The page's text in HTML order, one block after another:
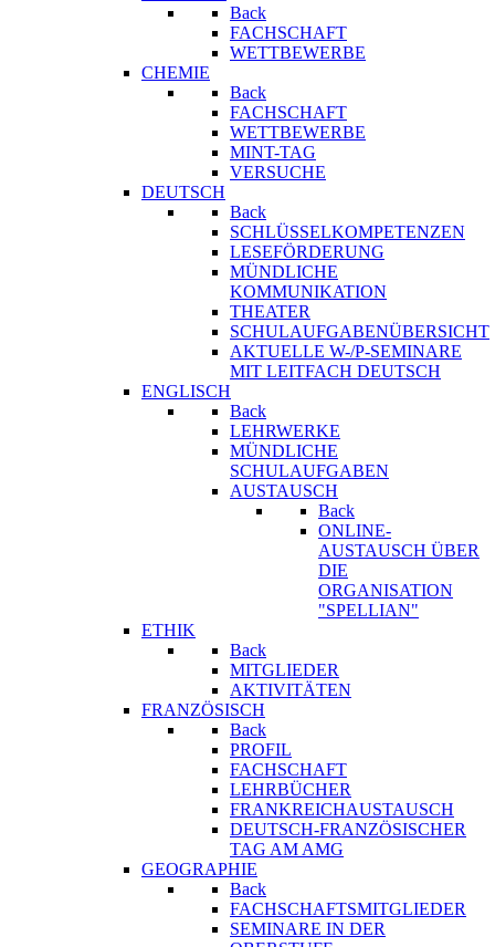
Back
FACHSCHAFT
WETTBEWERBE
CHEMIE
Back
FACHSCHAFT
WETTBEWERBE
MINT-TAG
VERSUCHE
DEUTSCH
Back
SCHLÜSSELKOMPETENZEN
LESEFÖRDERUNG
MÜNDLICHE
KOMMUNIKATION
THEATER
SCHULAUFGABENÜBERSICHT
AKTUELLE W-/P-SEMINARE
MIT LEITFACH DEUTSCH
ENGLISCH
Back
LEHRWERKE
MÜNDLICHE
SCHULAUFGABEN
AUSTAUSCH
Back
ONLINE-
AUSTAUSCH ÜBER
DIE
ORGANISATION
"SPELLIAN"
ETHIK
Back
MITGLIEDER
AKTIVITÄTEN
FRANZÖSISCH
Back
PROFIL
FACHSCHAFT
LEHRBÜCHER
FRANKREICHAUSTAUSCH
DEUTSCH-FRANZÖSISCHER
TAG AM AMG
GEOGRAPHIE
Back
FACHSCHAFTSMITGLIEDER
SEMINARE IN DER